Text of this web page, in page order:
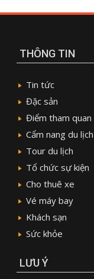
THÔNG TIN
Tin tức
Đặc sản
Điểm tham quan
Cẩm nang du lịch
Tour du lịch
Tổ chức sự kiện
Cho thuê xe
Vé máy bay
Khách sạn
Sức khỏe
LƯU Ý